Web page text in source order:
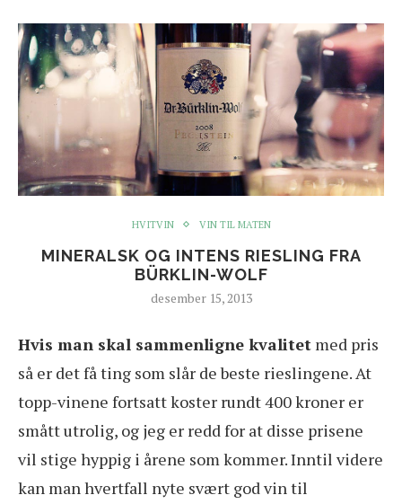
HVITVIN VIN TIL MATEN
MINERALSK OG INTENS RIESLING FRA
BÜRKLIN-WOLF
desember 15, 2013
Hvis man skal sammenligne kvalitet med pris
så er det få ting som slår de beste rieslingene. At
topp-vinene fortsatt koster rundt 400 kroner er
smått utrolig, og jeg er redd for at disse prisene
vil stige hyppig i årene som kommer. Inntil videre
kan man hvertfall nyte svært god vin til